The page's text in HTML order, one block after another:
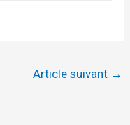
Article suivant →